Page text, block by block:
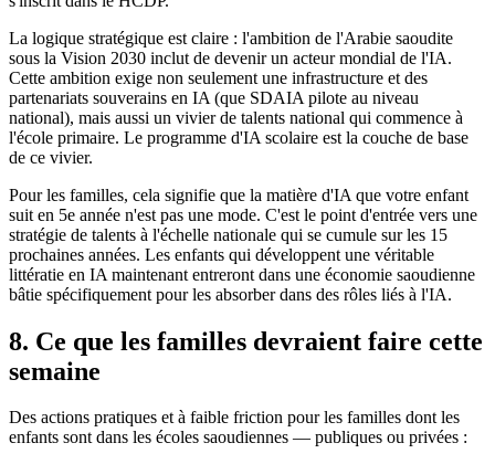
La logique stratégique est claire : l'ambition de l'Arabie saoudite
sous la Vision 2030 inclut de devenir un acteur mondial de l'IA.
Cette ambition exige non seulement une infrastructure et des
partenariats souverains en IA (que SDAIA pilote au niveau
national), mais aussi un vivier de talents national qui commence à
l'école primaire. Le programme d'IA scolaire est la couche de base
de ce vivier.
Pour les familles, cela signifie que la matière d'IA que votre enfant
suit en 5e année n'est pas une mode. C'est le point d'entrée vers une
stratégie de talents à l'échelle nationale qui se cumule sur les 15
prochaines années. Les enfants qui développent une véritable
littératie en IA maintenant entreront dans une économie saoudienne
bâtie spécifiquement pour les absorber dans des rôles liés à l'IA.
8. Ce que les familles devraient faire cette
semaine
Des actions pratiques et à faible friction pour les familles dont les
enfants sont dans les écoles saoudiennes — publiques ou privées :